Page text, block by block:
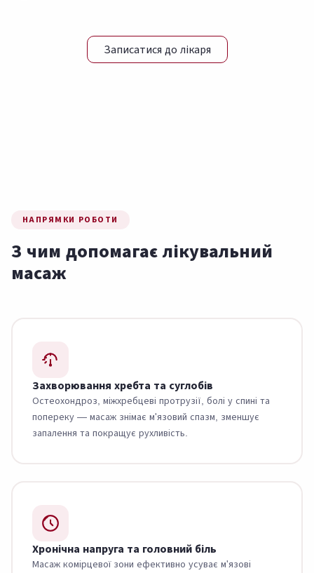
Записатися до лікаря
НАПРЯМКИ РОБОТИ
З чим допомагає лікувальний
масаж
Захворювання хребта та суглобів
Остеохондроз, міжхребцеві протрузії, болі у спині та
попереку — масаж знімає м'язовий спазм, зменшує
запалення та покращує рухливість.
Хронічна напруга та головний біль
Масаж комірцевої зони ефективно усуває м'язові